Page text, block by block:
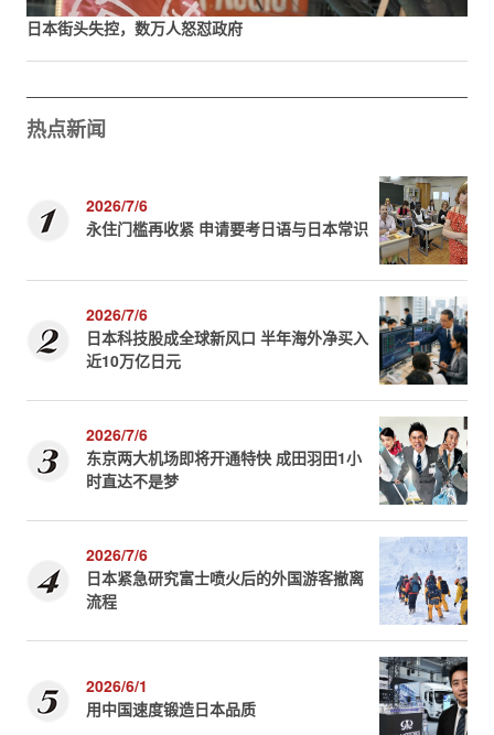
日本街头失控，数万人怒怼政府
热点新闻
2026/7/6
永住门槛再收紧 申请要考日语与日本常识
2026/7/6
日本科技股成全球新风口 半年海外净买入
近10万亿日元
2026/7/6
东京两大机场即将开通特快 成田羽田1小
时直达不是梦
2026/7/6
日本紧急研究富士喷火后的外国游客撤离
流程
2026/6/1
用中国速度锻造日本品质